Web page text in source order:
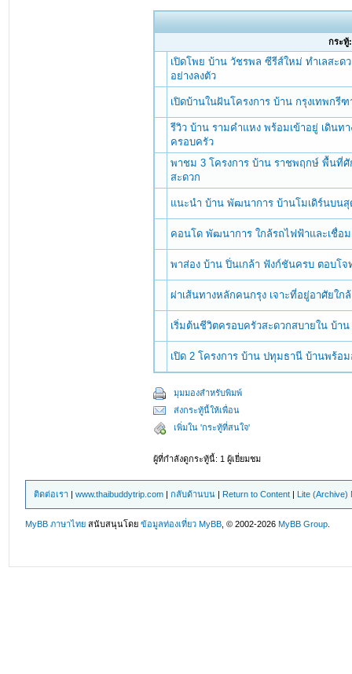
กระทู้:
เปิดโพย บ้าน วัชรพล ซีรีส์ใหม่ ทำเลสะ
อย่างลงตัว
เปิดบ้านในฝันโครงการ บ้าน กรุงเทพก
รีวิว บ้าน รามคำแหง พร้อมเข้าอยู่ เดินท
ครอบครัว
พาชม 3 โครงการ บ้าน ราชพฤกษ์ พื้นที่
สะดวก
แนะนำ บ้าน พัฒนาการ บ้านโมเดิร์นบน
คอนโด พัฒนาการ ใกล้รถไฟฟ้าและเชื่อ
พาส่อง บ้าน ปิ่นเกล้า ฟังก์ชันครบ ตอบโ
ผ่าเส้นทางหลักคนกรุง เจาะที่อยู่อาศัยใก
เริ่มต้นชีวิตครอบครัวสะดวกสบายใน บ้า
เปิด 2 โครงการ บ้าน ปทุมธานี บ้านพร้อ
มุมมองสำหรับพิมพ์
ส่งกระทู้นี้ให้เพื่อน
เพิ่มใน 'กระทู้ที่สนใจ'
ผู้ที่กำลังดูกระทู้นี้: 1 ผู้เยี่ยมชม
ติดต่อเรา |www.thaibuddytrip.com |กลับด้านบน | Return to Content | Lite (Archive)
MyBB ภาษาไทย สนับสนุนโดยข้อมูลท่องเที่ยว MyBB , © 2002-2026MyBB Group